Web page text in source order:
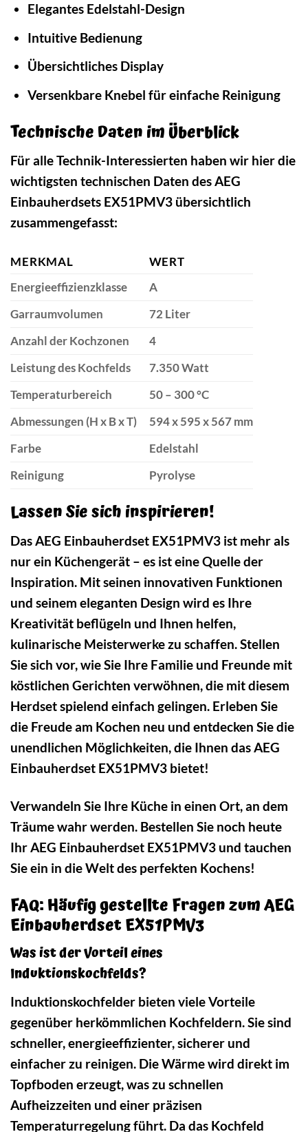
Elegantes Edelstahl-Design
Intuitive Bedienung
Übersichtliches Display
Versenkbare Knebel für einfache Reinigung
Technische Daten im Überblick
Für alle Technik-Interessierten haben wir hier die
wichtigsten technischen Daten des AEG
Einbauherdsets EX51PMV3 übersichtlich
zusammengefasst:
MERKMAL
WERT
Energieeffizienzklasse
A
Garraumvolumen
72 Liter
Anzahl der Kochzonen
4
Leistung des Kochfelds
7.350 Watt
Temperaturbereich
50 – 300 °C
Abmessungen (H x B x T)
594 x 595 x 567 mm
Farbe
Edelstahl
Reinigung
Pyrolyse
Lassen Sie sich inspirieren!
Das AEG Einbauherdset EX51PMV3 ist mehr als
nur ein Küchengerät – es ist eine Quelle der
Inspiration. Mit seinen innovativen Funktionen
und seinem eleganten Design wird es Ihre
Kreativität beflügeln und Ihnen helfen,
kulinarische Meisterwerke zu schaffen. Stellen
Sie sich vor, wie Sie Ihre Familie und Freunde mit
köstlichen Gerichten verwöhnen, die mit diesem
Herdset spielend einfach gelingen. Erleben Sie
die Freude am Kochen neu und entdecken Sie die
unendlichen Möglichkeiten, die Ihnen das AEG
Einbauherdset EX51PMV3 bietet!
Verwandeln Sie Ihre Küche in einen Ort, an dem
Träume wahr werden. Bestellen Sie noch heute
Ihr AEG Einbauherdset EX51PMV3 und tauchen
Sie ein in die Welt des perfekten Kochens!
FAQ: Häufig gestellte Fragen zum AEG
Einbauherdset EX51PMV3
Was ist der Vorteil eines
Induktionskochfelds?
Induktionskochfelder bieten viele Vorteile
gegenüber herkömmlichen Kochfeldern. Sie sind
schneller, energieeffizienter, sicherer und
einfacher zu reinigen. Die Wärme wird direkt im
Topfboden erzeugt, was zu schnellen
Aufheizzeiten und einer präzisen
Temperaturregelung führt. Da das Kochfeld